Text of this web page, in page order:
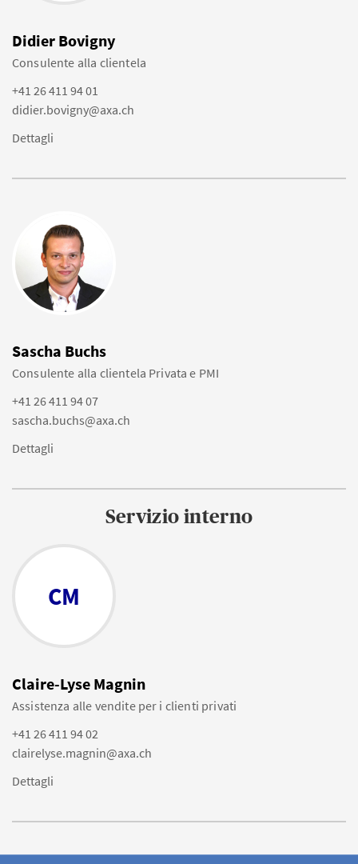
Didier Bovigny
Consulente alla clientela
+41 26 411 94 01
didier.bovigny@axa.ch
Dettagli
Sascha Buchs
Consulente alla clientela Privata e PMI
+41 26 411 94 07
sascha.buchs@axa.ch
Dettagli
Servizio interno
CM
Claire-Lyse Magnin
Assistenza alle vendite per i clienti privati
+41 26 411 94 02
clairelyse.magnin@axa.ch
Dettagli